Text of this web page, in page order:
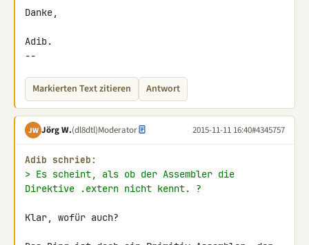
Danke,
Adib.
--
Markierten Text zitieren Antwort
JW Jörg W.(dl8dtl)Moderator 2015-11-11 16:40#4345757
Adib schrieb:
> Es scheint, als ob der Assembler die
Direktive .extern nicht kennt. ?
Klar, wofür auch?